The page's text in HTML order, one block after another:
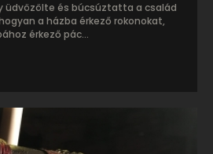
üdvözölte és búcsúztatta a család
a házba érkező rokonokat,
érkező pác...